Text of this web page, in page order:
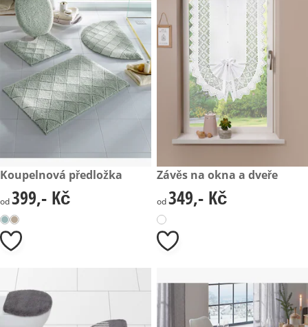
399,- Kč
Koupelnová předložka
399,- Kč
od399,- Kč
349,- Kč
Závěs na okna a dveře
349,- Kč
od349,- Kč